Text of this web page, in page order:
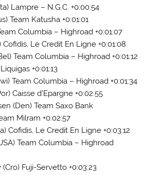
Lampre – N.G.C. +0:00:54
Team Katusha +0:01:01
Columbia – Highroad +0:01:07
Cofidis, Le Credit En Ligne +0:01:08
Team Columbia – Highroad +0:01:12
+0:01:13
Team Columbia – Highroad +0:01:34
Caisse d’Epargne +0:02:55
(Den) Team Saxo Bank
Milram +0:02:57
Cofidis, Le Credit En Ligne +0:03:12
Team Columbia – Highroad
Fuji-Servetto +0:03:23